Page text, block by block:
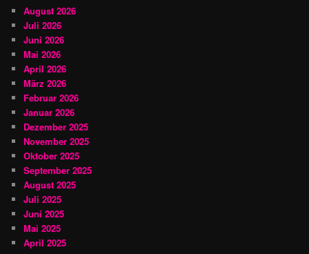
August 2026
Juli 2026
Juni 2026
Mai 2026
April 2026
März 2026
Februar 2026
Januar 2026
Dezember 2025
November 2025
Oktober 2025
September 2025
August 2025
Juli 2025
Juni 2025
Mai 2025
April 2025